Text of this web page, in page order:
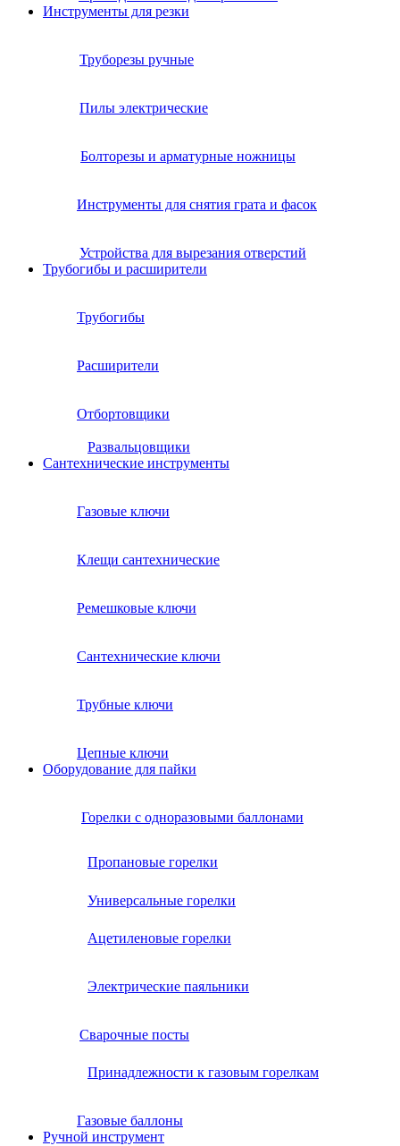
Инструменты для резки
Труборезы ручные
Пилы электрические
Болторезы и арматурные ножницы
Инструменты для снятия грата и фасок
Устройства для вырезания отверстий
Трубогибы и расширители
Трубогибы
Расширители
Отбортовщики
Развальцовщики
Сантехнические инcтрументы
Газовые ключи
Клещи сантехнические
Ремешковые ключи
Сантехнические ключи
Трубные ключи
Цепные ключи
Оборудование для пайки
Горелки с одноразовыми баллонами
Пропановые горелки
Универсальные горелки
Ацетиленовые горелки
Электрические паяльники
Сварочные посты
Принадлежности к газовым горелкам
Газовые баллоны
Ручной инструмент